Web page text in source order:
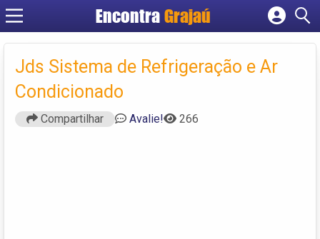
Encontra Grajaú
Cadastrar empresa
Fazer login
Criar conta
Jds Sistema de Refrigeração e Ar
Condicionado
Compartilhar Avalie! 266